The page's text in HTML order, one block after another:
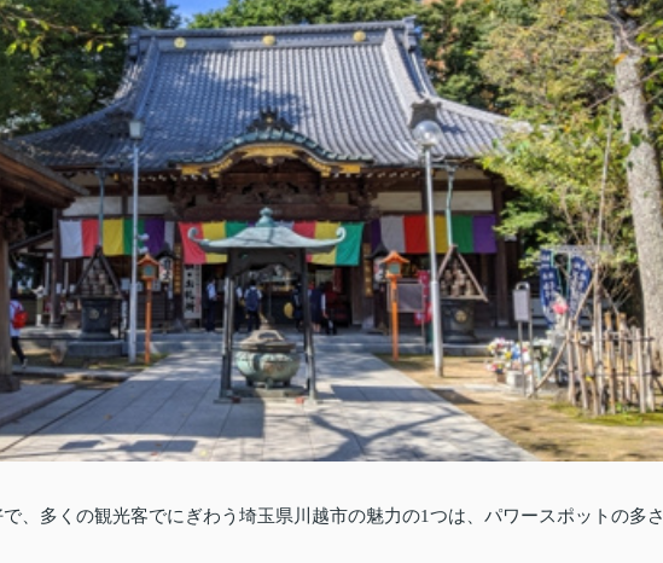
、多くの観光客でにぎわう埼玉県川越市の魅力の1つは、パワースポットの多さ